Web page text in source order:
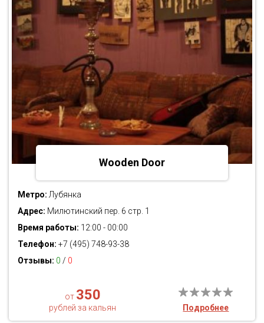
Wooden Door
Метро: Лубянка
Адрес: Милютинский пер. 6 стр. 1
Время работы: 12:00 - 00:00
Телефон: +7 (495) 748-93-38
Отзывы: 0 / 0
от 350
рублей за кальян Подробнее